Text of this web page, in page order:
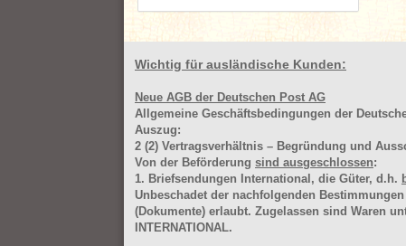
Wichtig für ausländische Kunden:
Neue AGB der Deutschen Post AG
Allgemeine Geschäftsbedingungen der
Auszug:
2 (2) Vertragsverhältnis – Begründung und
Von der Beförderung sind ausgeschlossen:
1. Briefsendungen International, die Güter, d.h.
Unbeschadet der nachfolgenden
(Dokumente) erlaubt. Zugelassen sind Waren
INTERNATIONAL.